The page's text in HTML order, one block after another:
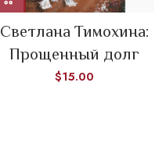
Светлана Тимохина:
Прощенный долг
$15.00